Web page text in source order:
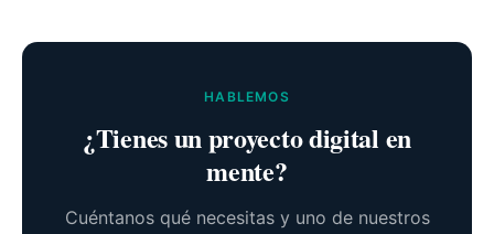
HABLEMOS
¿Tienes un proyecto digital en
mente?
Cuéntanos qué necesitas y uno de nuestros